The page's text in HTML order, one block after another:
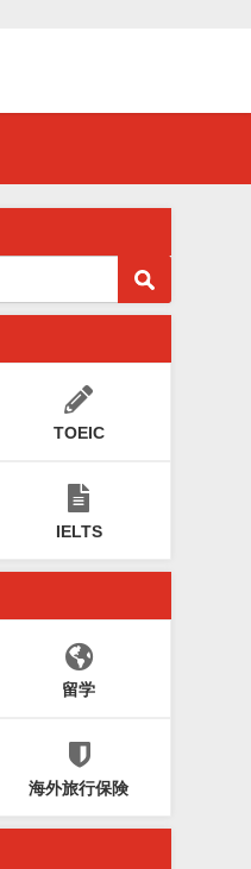
TOEIC
IELTS
留学
海外旅行保険